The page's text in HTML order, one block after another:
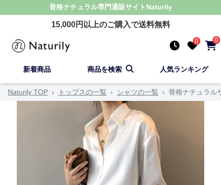
骨格ナチュラル専門通販サイト Naturily
15,000円以上のご購入で送料無料
0 0
新着商品 商品を検索 人気ランキング
Naturily TOP › トップスの一覧 › シャツの一覧 › 骨格ナチュラル